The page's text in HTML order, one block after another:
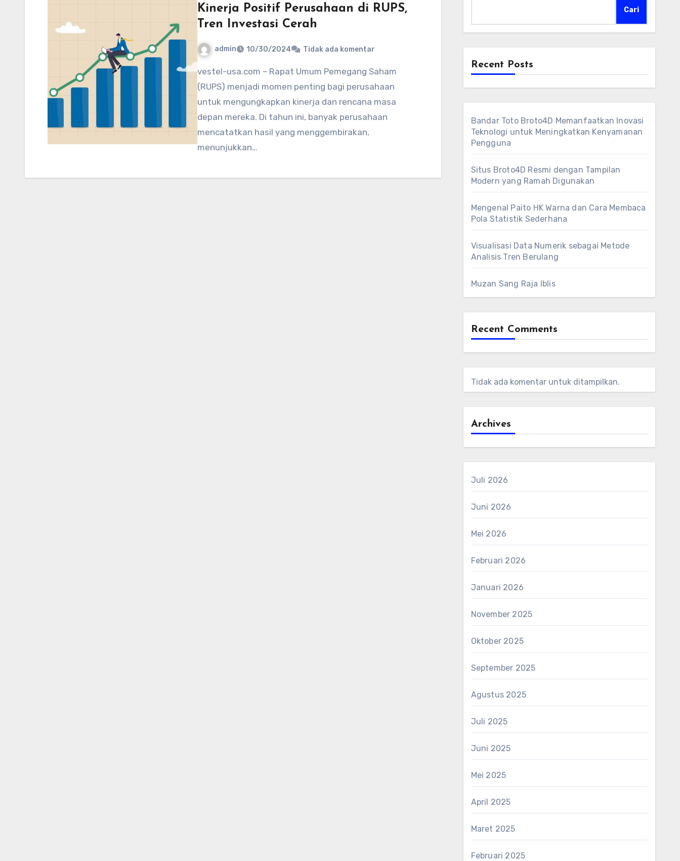
Kinerja Positif Perusahaan di RUPS,
Tren Investasi Cerah
admin 10/30/2024 Tidak ada komentar
vestel-usa.com – Rapat Umum Pemegang Saham
(RUPS) menjadi momen penting bagi perusahaan
untuk mengungkapkan kinerja dan rencana masa
depan mereka. Di tahun ini, banyak perusahaan
mencatatkan hasil yang menggembirakan,
menunjukkan…
Cari
Recent Posts
Bandar Toto Broto4D Memanfaatkan Inovasi
Teknologi untuk Meningkatkan Kenyamanan
Pengguna
Situs Broto4D Resmi dengan Tampilan
Modern yang Ramah Digunakan
Mengenal Paito HK Warna dan Cara Membaca
Pola Statistik Sederhana
Visualisasi Data Numerik sebagai Metode
Analisis Tren Berulang
Muzan Sang Raja Iblis
Recent Comments
Tidak ada komentar untuk ditampilkan.
Archives
Juli 2026
Juni 2026
Mei 2026
Februari 2026
Januari 2026
November 2025
Oktober 2025
September 2025
Agustus 2025
Juli 2025
Juni 2025
Mei 2025
April 2025
Maret 2025
Februari 2025